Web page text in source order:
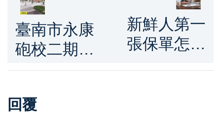
臺南市永康
砲校二期經
貿複合區招
業進駐與城
新鮮人第一
張保單怎麼
回覆